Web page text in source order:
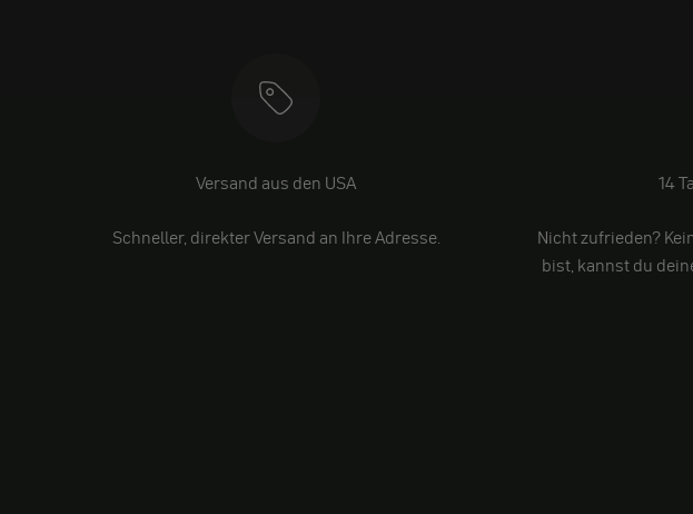
Versand aus den USA
Schneller, direkter Versand an Ihre Adresse.
14
Nicht zufrieden?
bist, kannst du